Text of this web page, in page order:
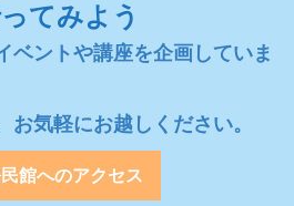
てみよう
ベントや講座を企画していま
お気軽にお越しください。
館へのアクセス